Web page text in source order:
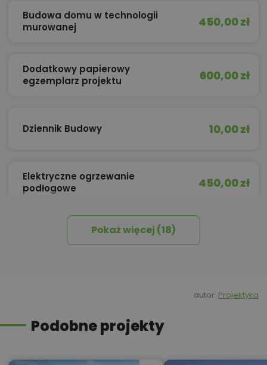
Budowa domu w technologii
murowanej
450,00 zł
Dodatkowy papierowy
egzemplarz projektu
600,00 zł
Dziennik Budowy 10,00 zł
Elektryczne ogrzewanie
podłogowe
450,00 zł
Izolacja celulozowa
550,00 zł
Pokaż więcej (18)
autor: Projektyka
Podobne projekty